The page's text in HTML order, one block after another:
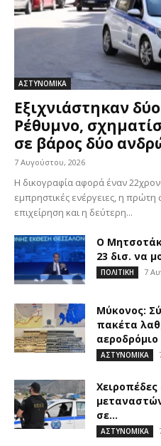
ΑΣΤΥΝΟΜΙΚΑ
Εξιχνιάστηκαν
Ρέθυμνο,
σε βάρος δύο
7 Αυγούστου, 2026
Η δικογραφία αφορά έναν
εμπρηστικές ενέργειες, η πρώτη
επιχείρηση και η δεύτερη...
Ο
23 δισ. να
ΠΟΛΙΤΙΚΗ 7
Μύκονος:
πακέτα
αεροδρόμιο
ΑΣΤΥΝΟΜΙΚΑ
Χειροπέδες
σε...
ΑΣΤΥΝΟΜΙΚΑ